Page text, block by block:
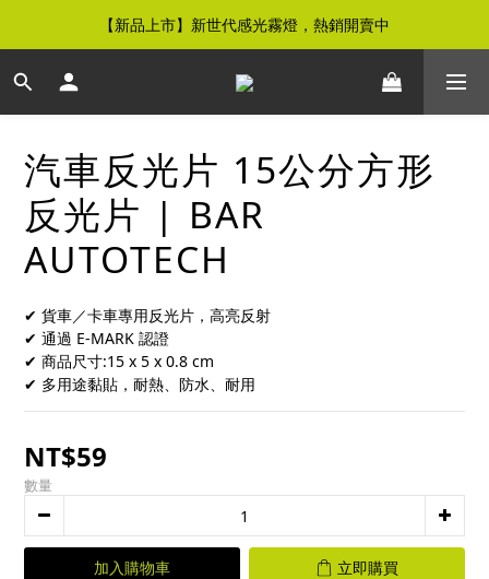
【免運優惠】全館滿$500元即享免運優惠
【新品上市】新世代感光霧燈，熱銷開賣中
【免運優惠】全館滿$500元即享免運優惠
汽車反光片 15公分方形
反光片 | BAR
AUTOTECH
✔ 貨車／卡車專用反光片，高亮反射
✔ 通過 E-MARK 認證
✔ 商品尺寸:15 x 5 x 0.8 cm
✔ 多用途黏貼，耐熱、防水、耐用
NT$59
數量
加入購物車 立即購買